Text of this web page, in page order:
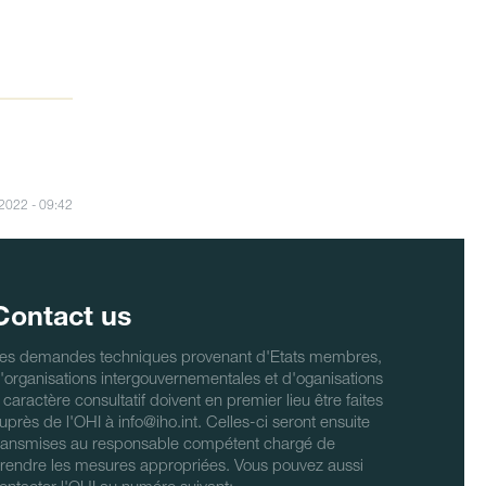
- 09:42
us
demandes techniques provenant d'Etats membres,
intergouvernementales et d'oganisations
caractère consultatif doivent en premier lieu être faites
de l'OHI à info@iho.int. Celles-ci seront ensuite
au responsable compétent chargé de
les mesures appropriées. Vous pouvez aussi